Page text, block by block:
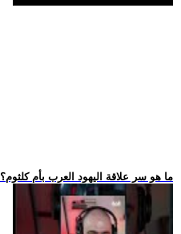
.. ما هو سر علاقة اليهود العرب بأم كلثوم؟